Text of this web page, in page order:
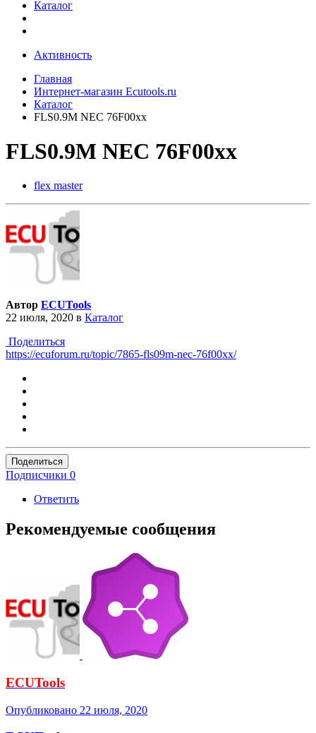
Каталог
Активность
Главная
Интернет-магазин Ecutools.ru
Каталог
FLS0.9M NEC 76F00xx
FLS0.9M NEC 76F00xx
flex master
Автор ECUTools
22 июля, 2020 в Каталог
Поделиться
https://ecuforum.ru/topic/7865-fls09m-nec-76f00xx/
Поделиться
Подписчики 0
Ответить
Рекомендуемые сообщения
ECUTools
Опубликовано 22 июля, 2020